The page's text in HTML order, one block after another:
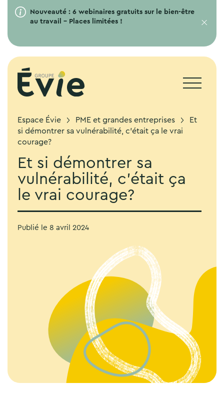
Nouveauté : 6 webinaires gratuits sur le bien-être
au travail – Places limitées !
Espace Évie PME et grandes entreprises
Et
si démontrer sa vulnérabilité, c’était ça le vrai
courage?
Et si démontrer sa
vulnérabilité, c’était ça
le vrai courage?
Publié le 8 avril 2024